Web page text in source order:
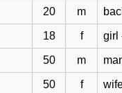
20 m
18 f girl
50 m
50 f